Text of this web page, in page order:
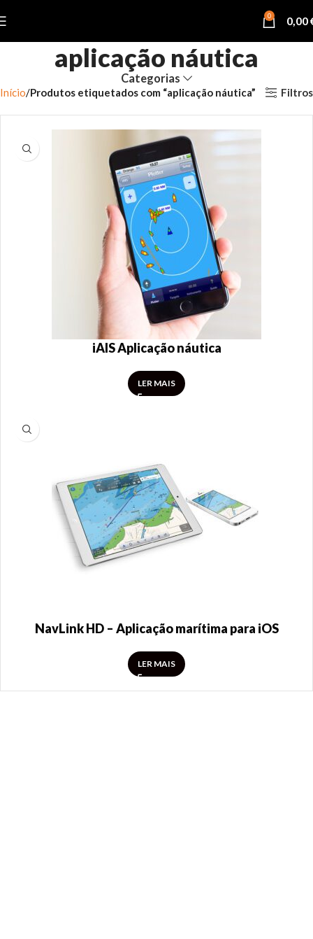
0 0,00
aplicação náutica
Categorias
Início Produtos etiquetados com “aplicação náutica” Filtros
iAIS Aplicação náutica
LER MAIS
NavLink HD – Aplicação marítima para iOS
LER MAIS